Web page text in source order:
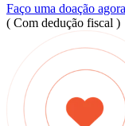
Faço uma doação agora
( Com dedução fiscal )